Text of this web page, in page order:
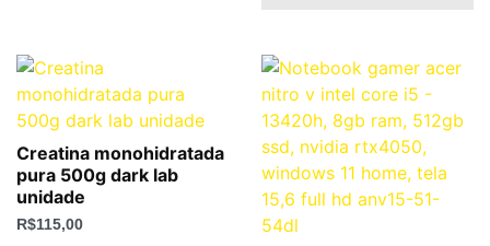
Creatina monohidratada
pura 500g dark lab
unidade
R$115,00